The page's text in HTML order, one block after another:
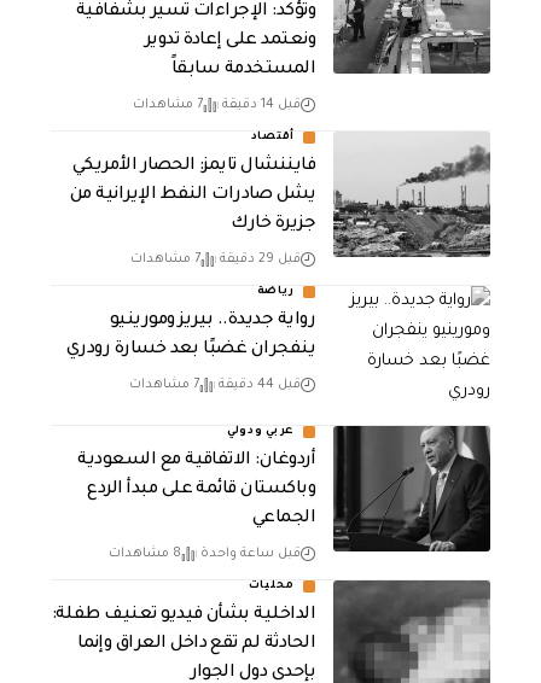
وتؤكد: الإجراءات تسير بشفافية
ونعتمد على إعادة تدوير
المستخدمة سابقاً
قبل 14 دقيقة 7 مشاهدات
أقتصاد
فايننشال تايمز: الحصار الأمريكي
يشل صادرات النفط الإيرانية من
جزيرة خارك
قبل 29 دقيقة 7 مشاهدات
رياضة
رواية جديدة.. بيريز ومورينيو
ينفجران غضبًا بعد خسارة رودري
قبل 44 دقيقة 7 مشاهدات
عربي ودولي
أردوغان: الاتفاقية مع السعودية
وباكستان قائمة على مبدأ الردع
الجماعي
قبل ساعة واحدة 8 مشاهدات
محليات
الداخلية بشأن فيديو تعنيف طفلة:
الحادثة لم تقع داخل العراق وإنما
بإحدى دول الجوار